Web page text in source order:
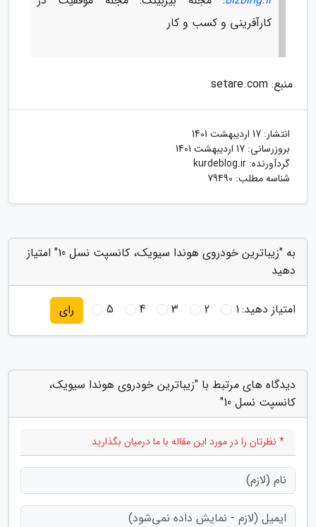
کارآفرینی و کسب و کار
منبع: setare.com
انتشار: 17 اردیبهشت 1401
بروزرسانی: 17 اردیبهشت 1401
گردآورنده: kurdeblog.ir
شناسه مطلب: 79490
به "زیباترین خودروی هوندا سیویک، کانسپت نسل 10" امتیاز
دهید
امتیاز دهید:1
2
3
4
5 رای
دیدگاه های مرتبط با "زیباترین خودروی هوندا سیویک،
کانسپت نسل 10"
* نظرتان را در مورد این مقاله با ما درمیان بگذارید